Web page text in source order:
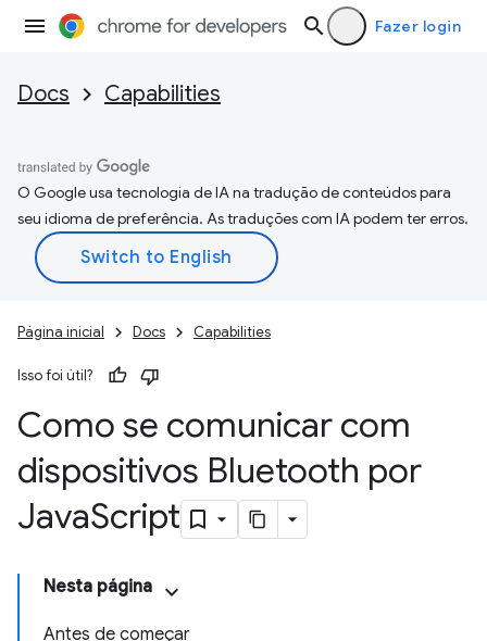
Fazer login
Docs Capabilities
O Google usa tecnologia de IA na tradução de conteúdos para
seu idioma de preferência. As traduções com IA podem ter erros.
Página inicial Docs Capabilities
Isso foi útil?
Como se comunicar com
dispositivos Bluetooth por
JavaScript
Nesta página
Antes de começar